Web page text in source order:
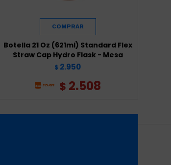
Botella 21 Oz (621ml) Standard Flex
Straw Cap Hydro Flask - Mesa
$ 2.950
$ 2.508